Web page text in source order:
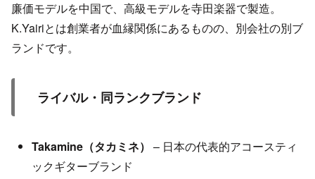
廉価モデルを中国で、高級モデルを寺田楽器で製造。
K.Yairiとは創業者が血縁関係にあるものの、別会社の別ブ
ランドです。
ライバル・同ランクブランド
Takamine（タカミネ） – 日本の代表的アコースティ
ックギターブランド